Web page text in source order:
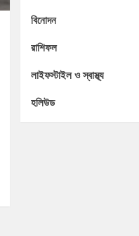
বিনোদন
রাশিফল
লাইফস্টাইল ও স্বাস্থ্য
হলিউড